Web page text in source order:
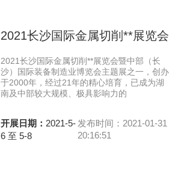
2021长沙国际金属切削**展览会
2021长沙国际金属切削**展览会暨中部（长
沙）国际装备制造业博览会主题展之一，创办
于2000年，经过21年的精心培育，已成为湖
南及中部较大规模、极具影响力的
开展日期： 2021-5-
6 至 5-8
发布时间：2021-01-31
20:16:51